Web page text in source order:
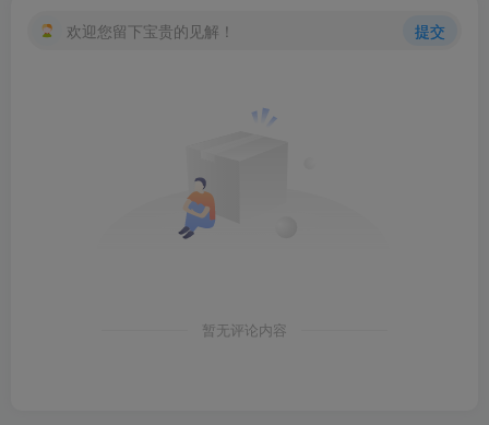
欢迎您留下宝贵的见解！ 提交
暂无评论内容